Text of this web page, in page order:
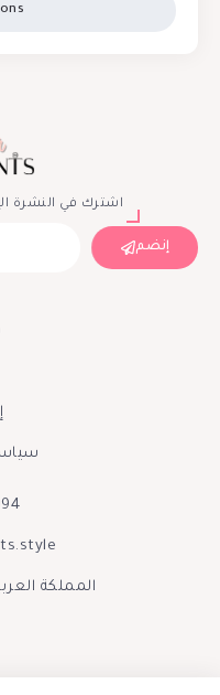
اشترك في النشرة
إنضم
المملكة